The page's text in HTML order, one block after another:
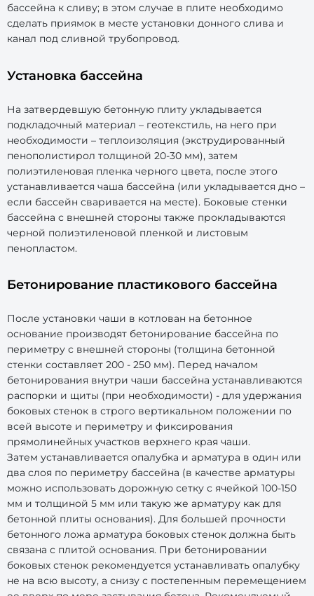
бассейна к сливу; в этом случае в плите необходимо
сделать приямок в месте установки донного слива и
канал под сливной трубопровод.
Установка бассейна
На затвердевшую бетонную плиту укладывается
подкладочный материал – геотекстиль, на него при
необходимости – теплоизоляция (экструдированный
пенополистирол толщиной 20-30 мм), затем
полиэтиленовая пленка черного цвета, после этого
устанавливается чаша бассейна (или укладывается дно –
если бассейн сваривается на месте). Боковые стенки
бассейна с внешней стороны также прокладываются
черной полиэтиленовой пленкой и листовым
пенопластом.
Бетонирование пластикового бассейна
После установки чаши в котлован на бетонное
основание производят бетонирование бассейна по
периметру с внешней стороны (толщина бетонной
стенки составляет 200 - 250 мм). Перед началом
бетонирования внутри чаши бассейна устанавливаются
распорки и щиты (при необходимости) - для удержания
боковых стенок в строго вертикальном положении по
всей высоте и периметру и фиксирования
прямолинейных участков верхнего края чаши.
Затем устанавливается опалубка и арматура в один или
два слоя по периметру бассейна (в качестве арматуры
можно использовать дорожную сетку с ячейкой 100-150
мм и толщиной 5 мм или такую же арматуру как для
бетонной плиты основания). Для большей прочности
бетонного ложа арматура боковых стенок должна быть
связана с плитой основания. При бетонировании
боковых стенок рекомендуется устанавливать опалубку
не на всю высоту, а снизу с постепенным перемещением